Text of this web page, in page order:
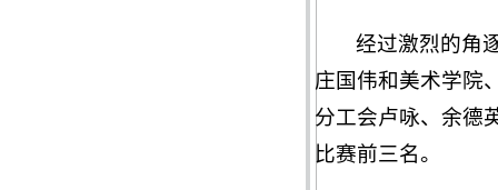
经过激烈的角
庄国伟和美术学院
分工会卢咏、余德
比赛前三名。